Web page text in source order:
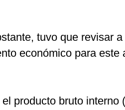
tuvo que revisar
económico para este
producto bruto interno